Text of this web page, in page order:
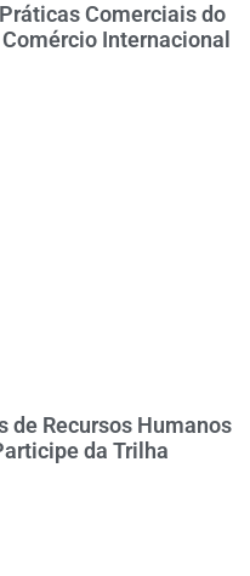
Comerciais do
Internacional
de Recursos Humanos
da Trilha